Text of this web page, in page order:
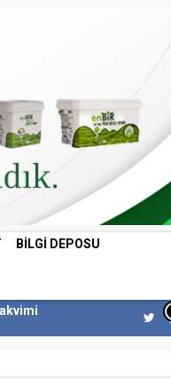
BILGI DEPOSU